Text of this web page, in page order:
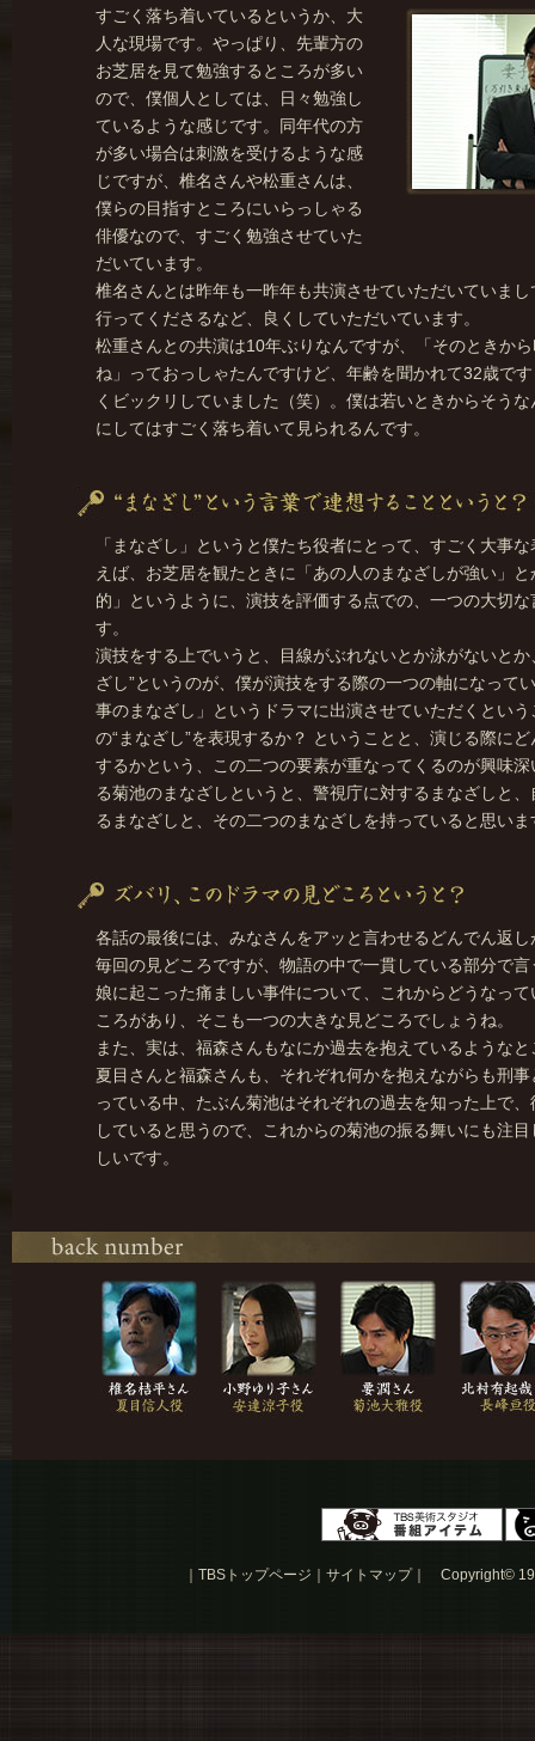
すごく落ち着いているというか、大
人な現場です。やっぱり、先輩方の
お芝居を見て勉強するところが多い
ので、僕個人としては、日々勉強し
ているような感じです。同年代の方
が多い場合は刺激を受けるような感
じですが、椎名さんや松重さんは、
僕らの目指すところにいらっしゃる
俳優なので、すごく勉強させていた
だいています。
椎名さんとは昨年も一昨年も共演させていただいていま
行ってくださるなど、良くしていただいています。
松重さんとの共演は10年ぶりなんですが、「そのときか
ね」っておっしゃたんですけど、年齢を聞かれて32歳で
くビックリしていました（笑）。僕は若いときからそう
にしてはすごく落ち着いて見られるんです。
「まなざし」というと僕たち役者にとって、すごく大事
えば、お芝居を観たときに「あの人のまなざしが強い」
的」というように、演技を評価する点での、一つの大切
す。
演技をする上でいうと、目線がぶれないとか泳がないとか
ざし”というのが、僕が演技をする際の一つの軸になって
事のまなざし」というドラマに出演させていただくとい
の“まなざし”を表現するか？ ということと、演じる際にど
するかという、この二つの要素が重なってくるのが興味
る菊池のまなざしというと、警視庁に対するまなざしと
るまなざしと、その二つのまなざしを持っていると思いま
各話の最後には、みなさんをアッと言わせるどんでん返
毎回の見どころですが、物語の中で一貫している部分で
娘に起こった痛ましい事件について、これからどうなっ
ころがあり、そこも一つの大きな見どころでしょうね。
また、実は、福森さんもなにか過去を抱えているような
夏目さんと福森さんも、それぞれ何かを抱えながらも刑
っている中、たぶん菊池はそれぞれの過去を知った上で
していると思うので、これからの菊池の振る舞いにも注
しいです。
TBSトップページ サイトマップ｜ Copyright©